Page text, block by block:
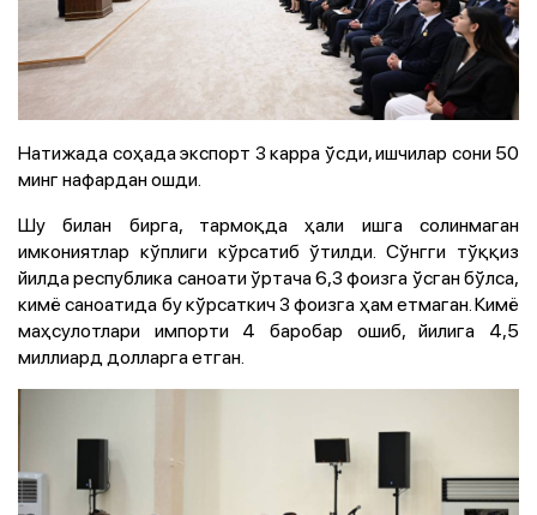
Натижада соҳада экспорт 3 карра ўсди, ишчилар сони 50
минг нафардан ошди.
Шу билан бирга, тармоқда ҳали ишга солинмаган
имкониятлар кўплиги кўрсатиб ўтилди. Сўнгги тўққиз
йилда республика саноати ўртача 6,3 фоизга ўсган бўлса,
кимё саноатида бу кўрсаткич 3 фоизга ҳам етмаган. Кимё
маҳсулотлари импорти 4 баробар ошиб, йилига 4,5
миллиард долларга етган.